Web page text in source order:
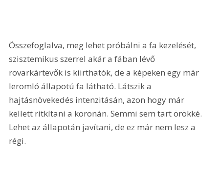
Összefoglalva, meg lehet próbálni a fa kezelését,
szisztemikus szerrel akár a fában lévő
rovarkártevők is kiirthatók, de a képeken egy már
leromló állapotú fa látható. Látszik a
hajtásnövekedés intenzitásán, azon hogy már
kellett ritkítani a koronán. Semmi sem tart örökké.
Lehet az állapotán javítani, de ez már nem lesz a
régi.